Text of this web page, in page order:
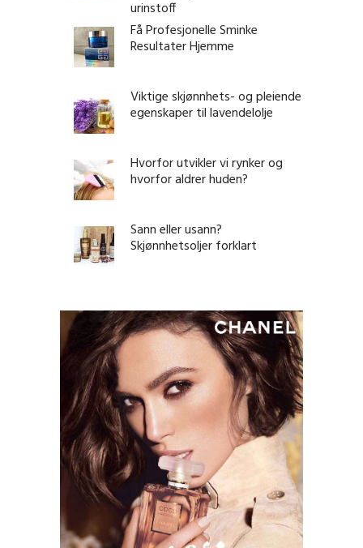
urinstoff
Få Profesjonelle Sminke
Resultater Hjemme
Viktige skjønnhets- og pleiende
egenskaper til lavendelolje
Hvorfor utvikler vi rynker og
hvorfor aldrer huden?
Sann eller usann?
Skjønnhetsoljer forklart